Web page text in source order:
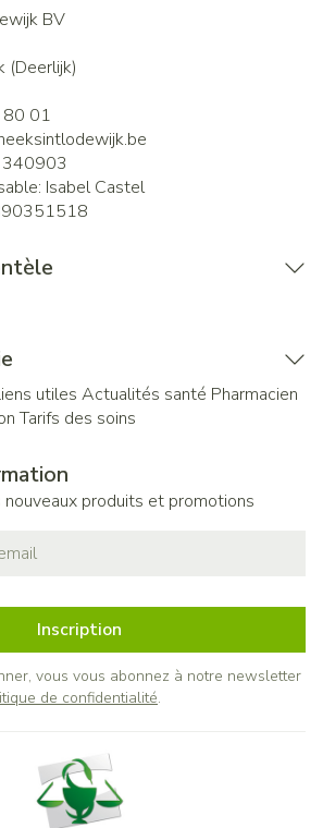
BV
(Deerlijk)
01
340903
Isabel Castel
utiles Actualités santé Pharmacien
Tarifs des soins
produits et promotions
Inscription
vous vous abonnez à notre newsletter
de confidentialité.